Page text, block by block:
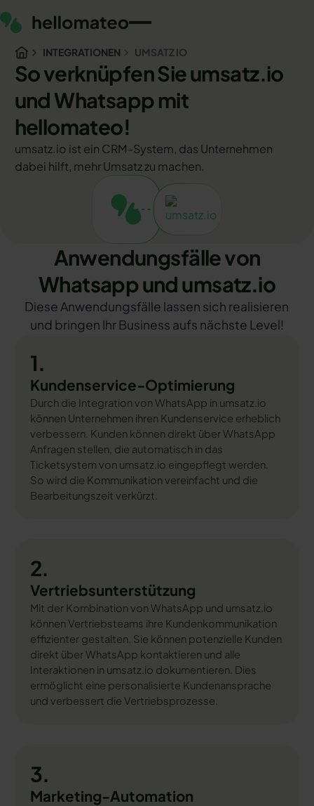
INTEGRATIONEN UMSATZ IO
So verknüpfen Sie umsatz.io
und Whatsapp mit
hellomateo!
umsatz.io ist ein CRM-System, das Unternehmen
dabei hilft, mehr Umsatz zu machen.
Anwendungsfälle von
Whatsapp und umsatz.io
Diese Anwendungsfälle lassen sich realisieren
und bringen Ihr Business aufs nächste Level!
1.
Kundenservice-Optimierung
Durch die Integration von WhatsApp in umsatz.io
können Unternehmen ihren Kundenservice erheblich
verbessern. Kunden können direkt über WhatsApp
Anfragen stellen, die automatisch in das
Ticketsystem von umsatz.io eingepflegt werden.
So wird die Kommunikation vereinfacht und die
Bearbeitungszeit verkürzt.
2.
Vertriebsunterstützung
Mit der Kombination von WhatsApp und umsatz.io
können Vertriebsteams ihre Kundenkommunikation
effizienter gestalten. Sie können potenzielle Kunden
direkt über WhatsApp kontaktieren und alle
Interaktionen in umsatz.io dokumentieren. Dies
ermöglicht eine personalisierte Kundenansprache
und verbessert die Vertriebsprozesse.
3.
Marketing-Automation